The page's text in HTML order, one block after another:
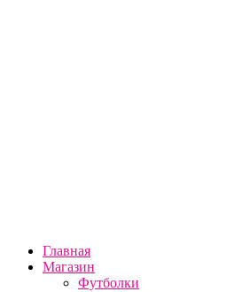
Главная
Магазин
Футболки